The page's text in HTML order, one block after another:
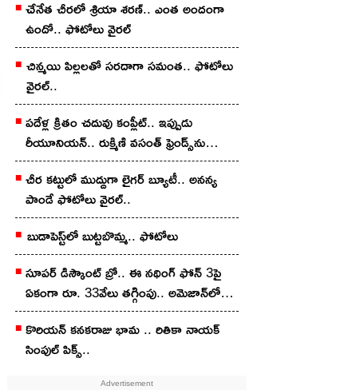
చేనేత చీర‌లో శ్రియా శ‌ర‌ణ్‌.. ఎంత అందంగా
ఉందో.. ఫోటోలు వైర‌ల్
చిన్మ‌యి పిల్ల‌ల‌తో స‌ర‌దాగా సమంత‌.. ఫోటోలు
వైర‌ల్..
ప‌దేళ్ల క్రితం చ‌దువు కంప్లీట్.. ఇప్పుడు
రీయూనియన్.. రుక్మిణి వసంత్ ఫ్రెండ్స్‌ను
చూశారా?
చీర క‌ట్టులో ముద్దుగా లైగ‌ర్ బ్యూటీ.. అన‌న్య
పాండే ఫోటోలు వైర‌ల్..
బుడాపెస్ట్‌లో బుట్టబొమ్మ‌.. ఫోటోలు
సూపర్ డిస్కౌంట్ బ్రో.. ఈ నథింగ్ ఫోన్ 3పై
ఏకంగా రూ. 33వేలు తగ్గింపు.. అమెజాన్‌లో
ఇలా కొన్నారంటే?
కొరియన్‌ కనకరాజు భామ .. రితికా నాయ‌క్
సింపుల్ పిక్స్‌..